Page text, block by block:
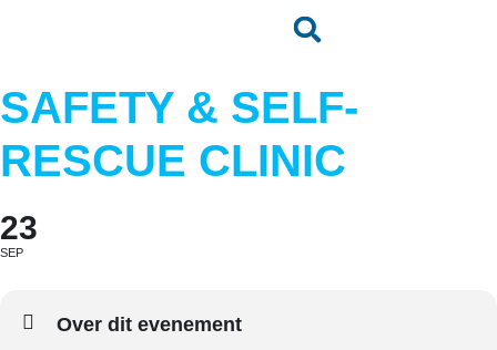
SAFETY & SELF-
RESCUE CLINIC
23
SEP
Over dit evenement